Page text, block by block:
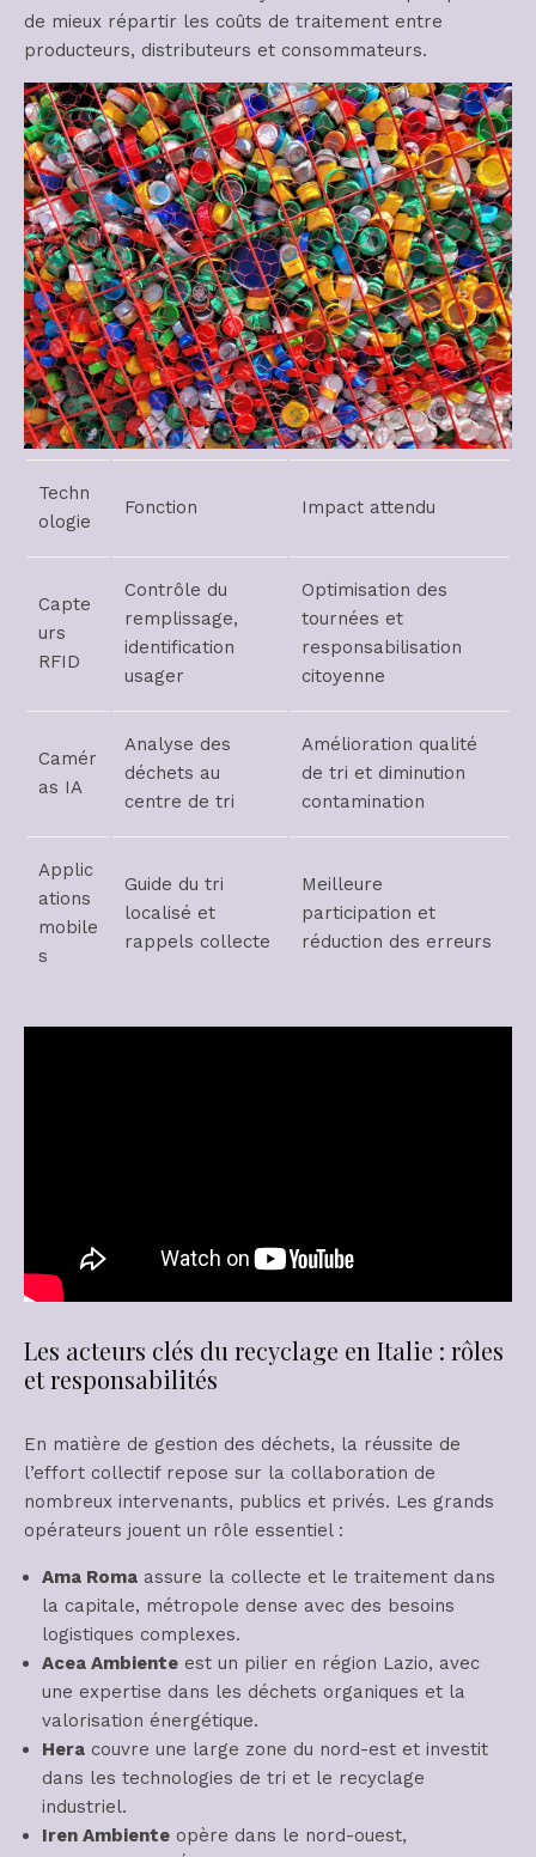
de mieux répartir les coûts de traitement entre
producteurs, distributeurs et consommateurs.
Techn
ologie
Fonction Impact attendu
Capte
urs
RFID
Contrôle du
remplissage,
identification
usager
Optimisation des
tournées et
responsabilisation
citoyenne
Camér
as IA
Analyse des
déchets au
centre de tri
Amélioration qualité
de tri et diminution
contamination
Applic
ations
mobile
s
Guide du tri
localisé et
rappels collecte
Meilleure
participation et
réduction des erreurs
Les acteurs clés du recyclage en Italie : rôles
et responsabilités
En matière de gestion des déchets, la réussite de
l’effort collectif repose sur la collaboration de
nombreux intervenants, publics et privés. Les grands
opérateurs jouent un rôle essentiel :
Ama Roma assure la collecte et le traitement dans
la capitale, métropole dense avec des besoins
logistiques complexes.
Acea Ambiente est un pilier en région Lazio, avec
une expertise dans les déchets organiques et la
valorisation énergétique.
Hera couvre une large zone du nord-est et investit
dans les technologies de tri et le recyclage
industriel.
Iren Ambiente opère dans le nord-ouest,